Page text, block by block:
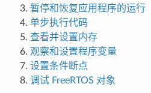
暂停和恢复应用程序的运行
单步执行代码
查看并设置内存
观察和设置程序变量
设置条件断点
调试 FreeRTOS 对象